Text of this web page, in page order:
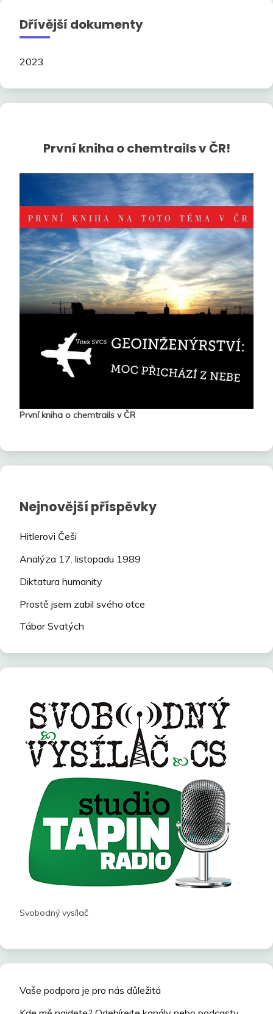
Dřívější dokumenty
2023
První kniha o chemtrails v ČR!
První kniha o chemtrails v ČR
Nejnovější příspěvky
Hitlerovi Češi
Analýza 17. listopadu 1989
Diktatura humanity
Prostě jsem zabil svého otce
Tábor Svatých
Svobodný vysílač
Vaše podpora je pro nás důležitá